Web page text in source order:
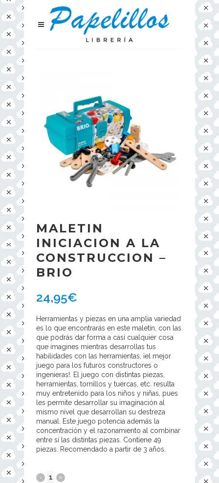
MALETIN
INICIACION A LA
CONSTRUCCION –
BRIO
24,95€
Herramientas y piezas en una amplia variedad
es lo que encontrarás en este maletín, con las
que podrás dar forma a casi cualquier cosa
que imagines mientras desarrollas tus
habilidades con las herramientas, ¡el mejor
juego para los futuros constructores o
ingenieras!. El juego con distintas piezas,
herramientas, tornillos y tuercas, etc. resulta
muy entretenido para los niños y niñas, pues
les permite desarrollar su imaginación al
mismo nivel que desarrollan su destreza
manual. Este juego potencia además la
concentración y el razonamiento al combinar
entre sí las distintas piezas. Contiene 49
piezas. Recomendado a partir de 3 años.